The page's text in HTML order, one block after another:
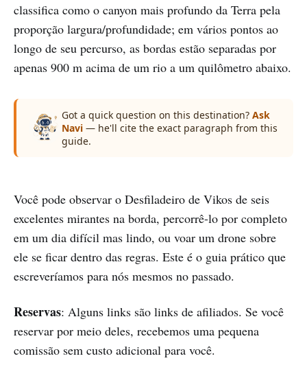
classifica como o canyon mais profundo da Terra pela
proporção largura/profundidade; em vários pontos ao
longo de seu percurso, as bordas estão separadas por
apenas 900 m acima de um rio a um quilômetro abaixo.
Got a quick question on this destination? Ask
Navi — he'll cite the exact paragraph from this
guide.
Você pode observar o Desfiladeiro de Vikos de seis
excelentes mirantes na borda, percorrê-lo por completo
em um dia difícil mas lindo, ou voar um drone sobre
ele se ficar dentro das regras. Este é o guia prático que
escreveríamos para nós mesmos no passado.
Reservas: Alguns links são links de afiliados. Se você
reservar por meio deles, recebemos uma pequena
comissão sem custo adicional para você.